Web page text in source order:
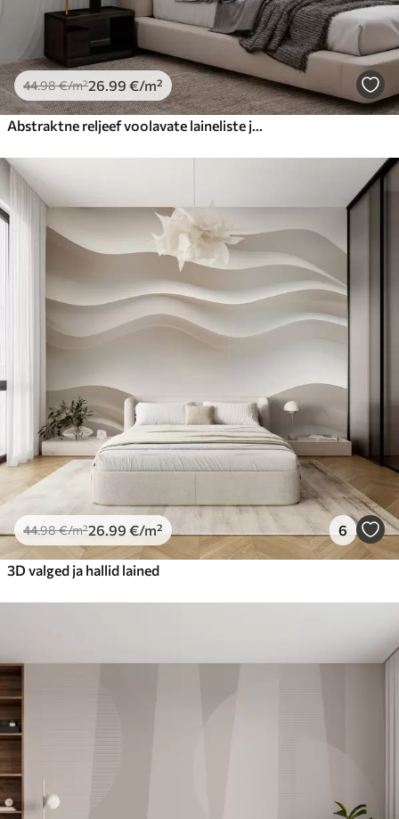
44.98€/m²26.99 €/m²
Abstraktne reljeef voolavate laineliste joontega
44.98€/m²26.99 €/m² 6
3D valged ja hallid lained